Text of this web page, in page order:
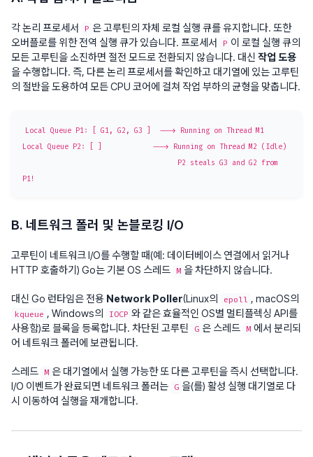
각 논리 프로세서 P 은 고루틴의 자체 로컬 실행 큐를 유지합니다. 또한
오버플로를 위한 전역 실행 큐가 있습니다. 프로세서 P 이 로컬 실행 큐의
모든 고루틴을 소진하면 절전 모드로 전환되지 않습니다. 대신 작업 도용
을 수행합니다. 즉, 다른 논리 프로세서를 확인하고 대기열에 있는 고루틴
의 절반을 도용하여 모든 CPU 코어에 걸쳐 작업 부하의 균형을 맞춥니다.
Local Queue P1: [ G1, G2, G3 ]  ---> Running on Thread M1
Local Queue P2: [ ]            ---> Running on Thread M2 (Idle)
B. 네트워크 폴러 및 논블로킹 I/O
고루틴이 네트워크 I/O를 수행할 때(예: 데이터베이스 연결에서 읽거나
HTTP 호출하기) Go는 기본 OS 스레드 M 을 차단하지 않습니다.
대신 Go 런타임은 전용 Network Poller(Linux의 epoll , macOS의
kqueue , Windows의 IOCP 와 같은 효율적인 OS별 멀티플렉싱 API를
사용함)로 블록을 등록합니다. 차단된 고루틴
G 은 스레드 M 에서 분리되
어 네트워크 폴러에 보관됩니다.
스레드 M 은 대기열에서 실행 가능한 또 다른 고루틴을 즉시 선택합니다.
I/O 이벤트가 완료되면 네트워크 폴러는 G 을(를) 활성 실행 대기열로 다
시 이동하여 실행을 재개합니다.